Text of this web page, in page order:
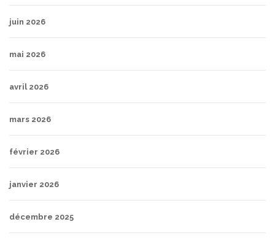
juin 2026
mai 2026
avril 2026
mars 2026
février 2026
janvier 2026
décembre 2025